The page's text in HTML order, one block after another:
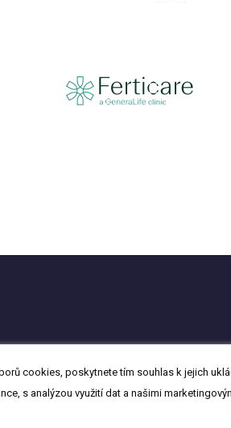
cookies, poskytnete tím souhlas k jejich
s analýzou využití dat a našimi